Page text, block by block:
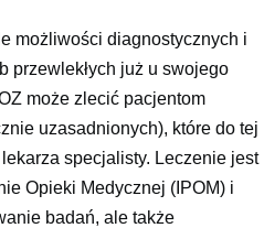
możliwości diagnostycznych i
przewlekłych już u swojego
może zlecić pacjentom
uzasadnionych), które do tej
specjalisty. Leczenie jest
Opieki Medycznej (IPOM) i
badań, ale także